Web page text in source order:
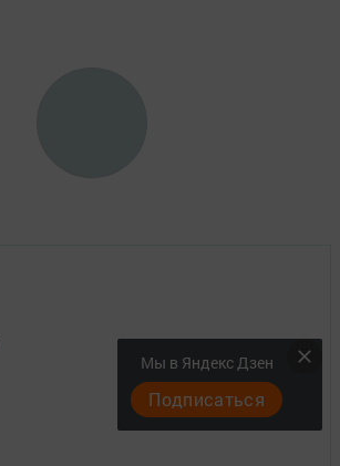
Мы в Яндекс Дзен
Подписаться